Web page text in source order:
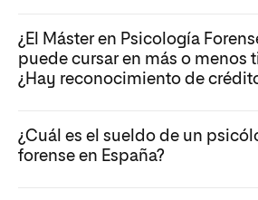
¿El Máster en Psicología
puede cursar en más o menos
¿Hay reconocimiento de
¿Cuál es el sueldo de un
forense en España?